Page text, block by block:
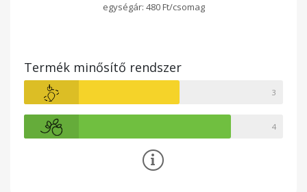
480 Ft/csomag
Termék minősítő rendszer
3
4